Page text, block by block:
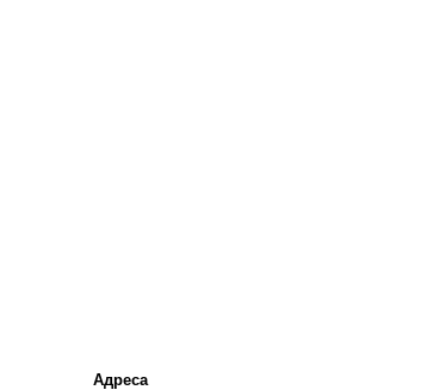
Адреса